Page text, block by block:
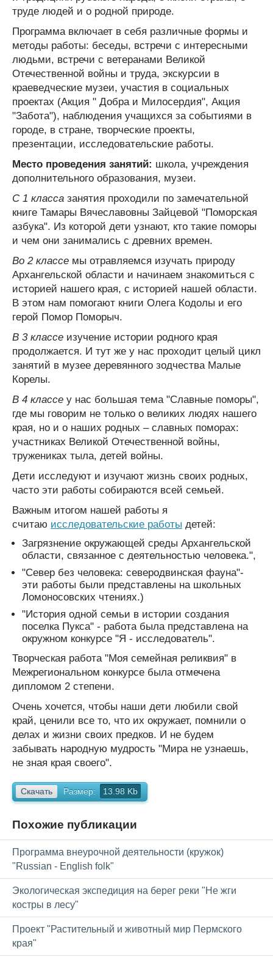
труде людей и о родной природе.
Программа включает в себя различные формы и
методы работы: беседы, встречи с интересными
людьми, встречи с ветеранами Великой
Отечественной войны и труда, экскурсии в
краеведческие музеи, участия в социальных
проектах (Акция " Добра и Милосердия", Акция
"Забота"), наблюдения учащихся за событиями в
городе, в стране, творческие проекты,
презентации, исследовательские работы.
Место проведения занятий: школа, учреждения
дополнительного образования, музеи.
С 1 класса занятия проходили по замечательной
книге Тамары Вячеславовны Зайцевой "Поморская
азбука". Из которой дети узнают, кто такие поморы
и чем они занимались с древних времен.
Во 2 классе мы отравляемся изучать природу
Архангельской области и начинаем знакомиться с
историей нашего края, с историей нашей области.
В этом нам помогают книги Олега Кодолы и его
герой Помор Поморыч.
В 3 классе изучение истории родного края
продолжается. И тут же у нас проходит целый цикл
занятий в музее деревянного зодчества Малые
Корелы.
В 4 классе у нас большая тема "Славные поморы",
где мы говорим не только о великих людях нашего
края, но и о наших родных – славных поморах:
участниках Великой Отечественной войны,
тружениках тыла, детей войны.
Дети исследуют и изучают жизнь своих родных,
часто эти работы собираются всей семьей.
Важным итогом нашей работы я
считаю исследовательские работы детей:
Загрязнение окружающей среды Архангельской
области, связанное с деятельностью человека.",
"Север без человека: северодвинская фауна"-
эти работы были представлены на школьных
Ломоносовских чтениях.)
"История одной семьи в истории создания
поселка Пукса" - работа была представлена на
окружном конкурсе "Я - исследователь".
Творческая работа "Моя семейная реликвия" в
Межрегиональном конкурсе была отмечена
дипломом 2 степени.
Очень хочется, чтобы наши дети любили свой
край, ценили все то, что их окружает, помнили о
делах и жизни своих предков. И не будем
забывать народную мудрость "Мира не узнаешь,
не зная края своего".
Скачать Размер: 13.98 Kb
Похожие публикации
Программа внеурочной деятельности (кружок)
"Russian - English folk"
Экологическая экспедиция на берег реки "Не жги
костры в лесу"
Проект "Растительный и животный мир Пермского
края"